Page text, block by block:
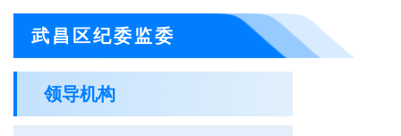
武昌区纪委监委
领导机构